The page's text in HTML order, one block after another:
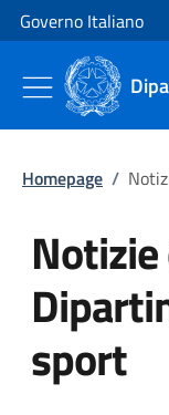
Vai al contenuto
Vai alla navigazione
Governo Italiano
Homepage /
sport